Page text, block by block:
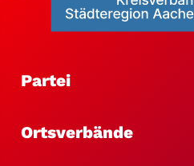
Partei
Ortsverbände